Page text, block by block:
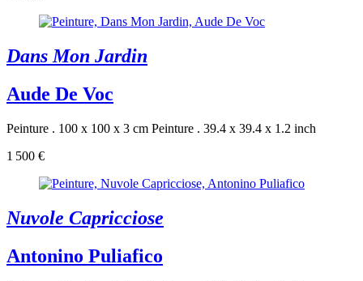
Dans Mon Jardin
Aude De Voc
Peinture . 100 x 100 x 3 cm Peinture . 39.4 x 39.4 x 1.2 inch
1 500 €
Nuvole Capricciose
Antonino Puliafico